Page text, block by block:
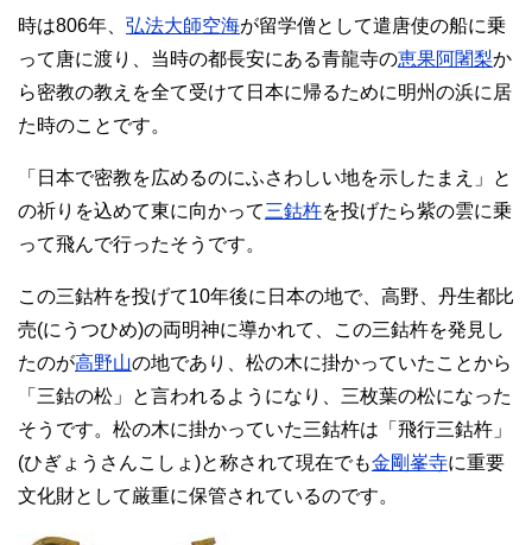
時は806年、 弘法大師空海が留学僧として遣唐使の船に乗
って唐に渡り、当時の都長安にある青龍寺の恵果阿闍梨か
ら密教の教えを全て受けて日本に帰るために明州の浜に居
た時のことです。
「日本で密教を広めるのにふさわしい地を示したまえ」と
の祈りを込めて東に向かって三鈷杵を投げたら紫の雲に乗
って飛んで行ったそうです。
この三鈷杵を投げて10年後に日本の地で、高野、丹生都比
売(にうつひめ)の両明神に導かれて、この三鈷杵を発見し
たのが高野山の地であり、松の木に掛かっていたことから
「三鈷の松」と言われるようになり、三枚葉の松になった
そうです。松の木に掛かっていた三鈷杵は「飛行三鈷杵」
(ひぎょうさんこしょ)と称されて現在でも金剛峯寺に重要
文化財として厳重に保管されているのです。